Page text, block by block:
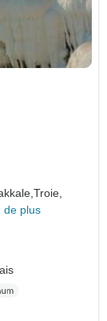
Troie,
de plus